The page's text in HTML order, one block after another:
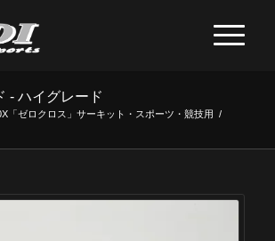
- ハイグレード
「ゼロクロス」サーキット・スポーツ・競技用 /